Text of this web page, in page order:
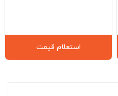
استعلام قیمت